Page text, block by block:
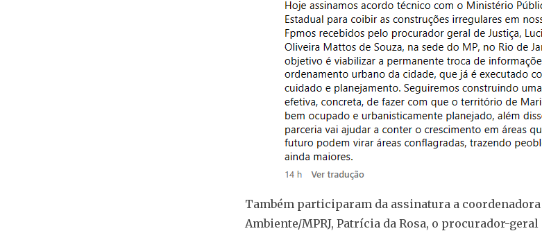
Também participaram da assinatura a coordenadora
Ambiente/MPRJ, Patrícia da Rosa, o procurador-